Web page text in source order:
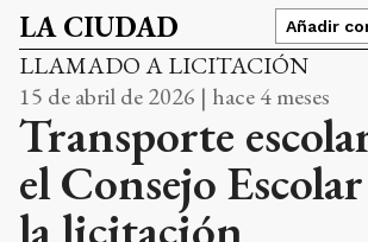
LLAMADO A LICITACIÓN
15 de abril de 2026 | hace 4 meses
Transporte
el Consejo
la licitación
La presidenta del